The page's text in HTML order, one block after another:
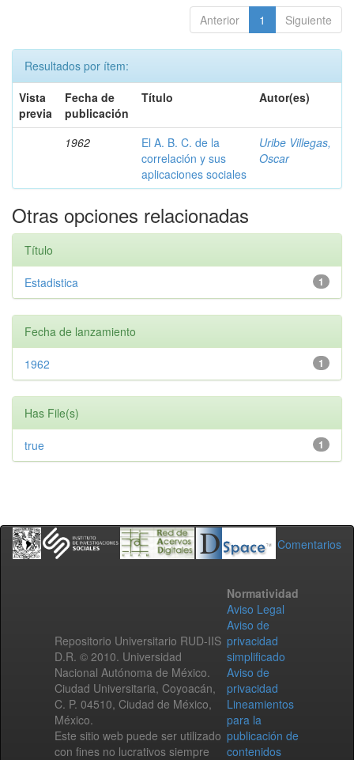
Anterior 1 Siguiente
Resultados por ítem:
Vista
previa
Fecha de
publicación
Título Autor(es)
1962
El A. B. C. de la
correlación y sus
aplicaciones sociales
Uribe Villegas,
Oscar
Otras opciones relacionadas
Título
1
Estadistica
Fecha de lanzamiento
1
1962
Has File(s)
1
true
Comentarios
Repositorio Universitario RUD-IIS
D.R. © 2010. Universidad
Nacional Autónoma de México.
Ciudad Universitaria, Coyoacán,
C. P. 04510, Ciudad de México,
México.
Este sitio web puede ser utilizado
con fines no lucrativos siempre
Normatividad
Aviso Legal
Aviso de
privacidad
simplificado
Aviso de
privacidad
Lineamientos
para la
publicación de
contenidos